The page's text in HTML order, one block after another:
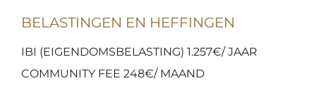
BELASTINGEN EN HEFFINGEN
IBI (EIGENDOMSBELASTING) 1.257€/ JAAR
COMMUNITY FEE 248€/ MAAND